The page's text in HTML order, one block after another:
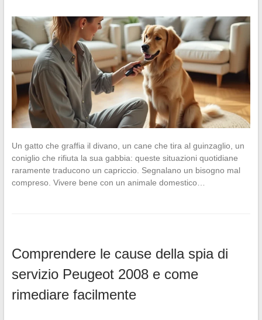
Un gatto che graffia il divano, un cane che tira al guinzaglio, un
coniglio che rifiuta la sua gabbia: queste situazioni quotidiane
raramente traducono un capriccio. Segnalano un bisogno mal
compreso. Vivere bene con un animale domestico…
Comprendere le cause della spia di
servizio Peugeot 2008 e come
rimediare facilmente